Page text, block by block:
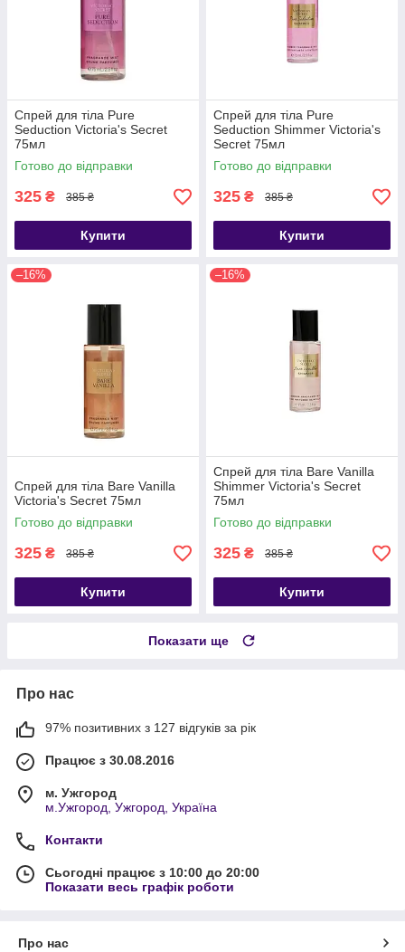
Спрей для тіла Pure
Seduction Victoria's Secret
75мл
Готово до відправки
325 ₴ 385 ₴
Купити
Спрей для тіла Pure
Seduction Shimmer Victoria's
Secret 75мл
Готово до відправки
325 ₴ 385 ₴
Купити
–16%
Спрей для тіла Bare Vanilla
Victoria's Secret 75мл
Готово до відправки
325 ₴ 385 ₴
Купити
–16%
Спрей для тіла Bare Vanilla
Shimmer Victoria's Secret
75мл
Готово до відправки
325 ₴ 385 ₴
Купити
Показати ще
Про нас
97% позитивних з 127 відгуків за рік
Працює з 30.08.2016
м. Ужгород
м.Ужгород, Ужгород, Україна
Контакти
Сьогодні працює з 10:00 до 20:00
Показати весь графік роботи
Про нас